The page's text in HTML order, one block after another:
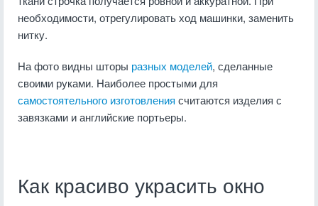
необходимости, отрегулировать ход машинки, заменить
нитку.
На фото видны шторы разных моделей, сделанные
своими руками. Наиболее простыми для
самостоятельного изготовления считаются изделия с
завязками и английские портьеры.
Как красиво украсить окно